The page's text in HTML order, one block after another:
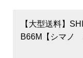
【大型送料】
B66M【シマノ